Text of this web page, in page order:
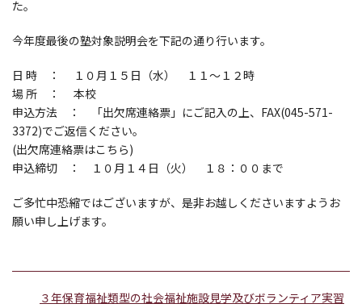
た。
今年度最後の塾対象説明会を下記の通り行います。
日 時 ： １０月１５日（水） １１～１２時
場 所 ： 本校
申込方法 ： 「出欠席連絡票」にご記入の上、FAX(045-571-
3372)でご返信ください。
(出欠席連絡票はこちら)
申込締切 ： １０月１４日（火） １８：００まで
ご多忙中恐縮ではございますが、是非お越しくださいますようお
願い申し上げます。
３年保育福祉類型の社会福祉施設見学及びボランティア実習